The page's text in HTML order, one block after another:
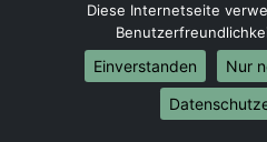
Umzug von Ulm nach
Umzug von Ulm nach
Umzug von Ulm nach
Umzug von Ulm nach Essen
Umzug von Ulm nach
Diese Internetseite
Einverstanden
Nur